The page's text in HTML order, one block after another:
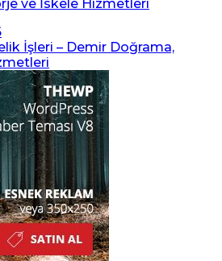
İşleri – Demir Doğrama,